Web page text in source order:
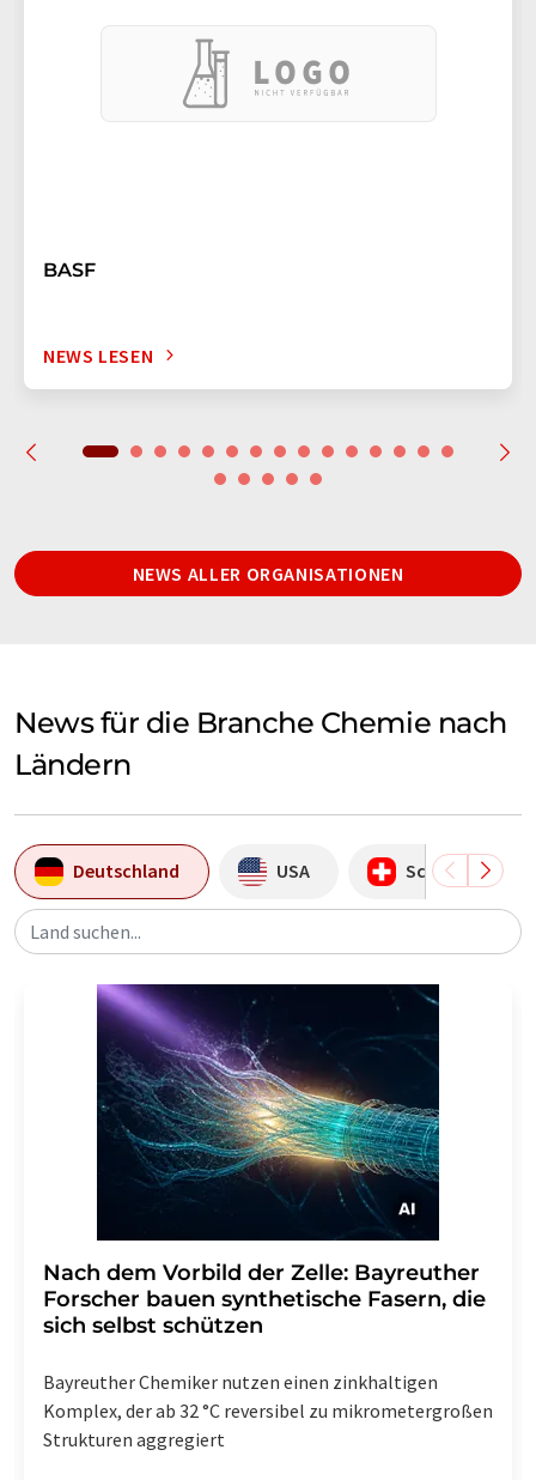
BASF
NEWS LESEN
NEWS ALLER ORGANISATIONEN
News für die Branche Chemie nach
Ländern
Deutschland USA Schweiz
Land suchen...
Nach dem Vorbild der Zelle: Bayreuther
Forscher bauen synthetische Fasern, die
sich selbst schützen
Bayreuther Chemiker nutzen einen zinkhaltigen
Komplex, der ab 32 °C reversibel zu mikrometergroßen
Strukturen aggregiert